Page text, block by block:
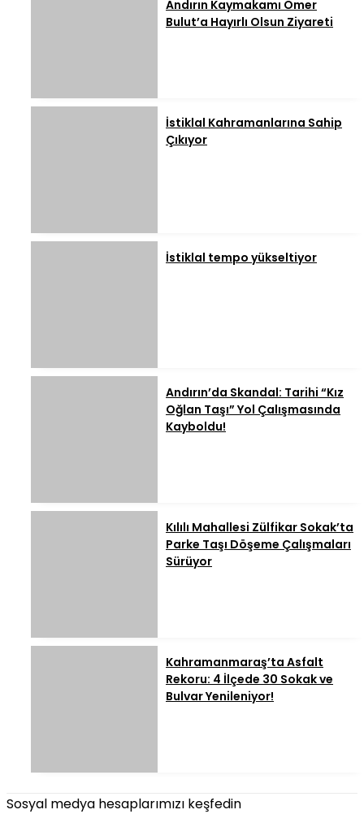
Andırın Kaymakamı Ömer
Bulut’a Hayırlı Olsun Ziyareti
İstiklal Kahramanlarına Sahip
Çıkıyor
İstiklal tempo yükseltiyor
Andırın’da Skandal: Tarihi “Kız
Oğlan Taşı” Yol Çalışmasında
Kayboldu!
Kılılı Mahallesi Zülfikar Sokak’ta
Parke Taşı Döşeme Çalışmaları
Sürüyor
Kahramanmaraş’ta Asfalt
Rekoru: 4 İlçede 30 Sokak ve
Bulvar Yenileniyor!
Sosyal medya hesaplarımızı keşfedin